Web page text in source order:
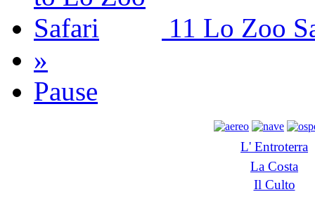
11 Lo Zoo
»
Pause
L' Entroterra
La Costa
Il Culto